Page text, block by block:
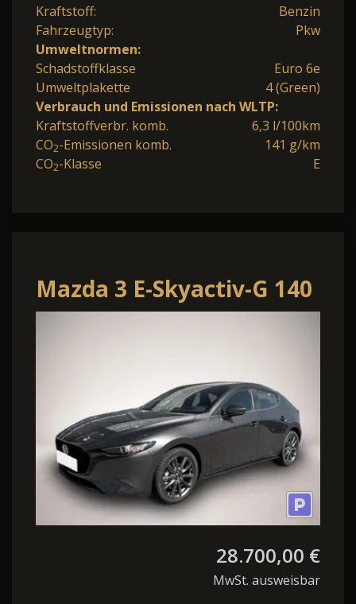
Kraftstoff:
Benzin
Fahrzeugtyp:
Pkw
Umweltnormen:
Schadstoffklasse
Euro 6e
Umweltplakette
4 (Green)
Verbrauch und Emissionen nach WLTP:
Kraftstoffverbr. komb.
6,3 l/100km
CO2-Emissionen komb.
141 g/km
CO2-Klasse E
Mazda 3 E-Skyactiv-G 140
48V Homura
28.700,00 €
MwSt. ausweisbar